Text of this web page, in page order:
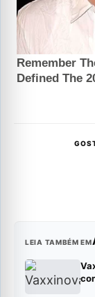
LEIA TAMBÉM EM